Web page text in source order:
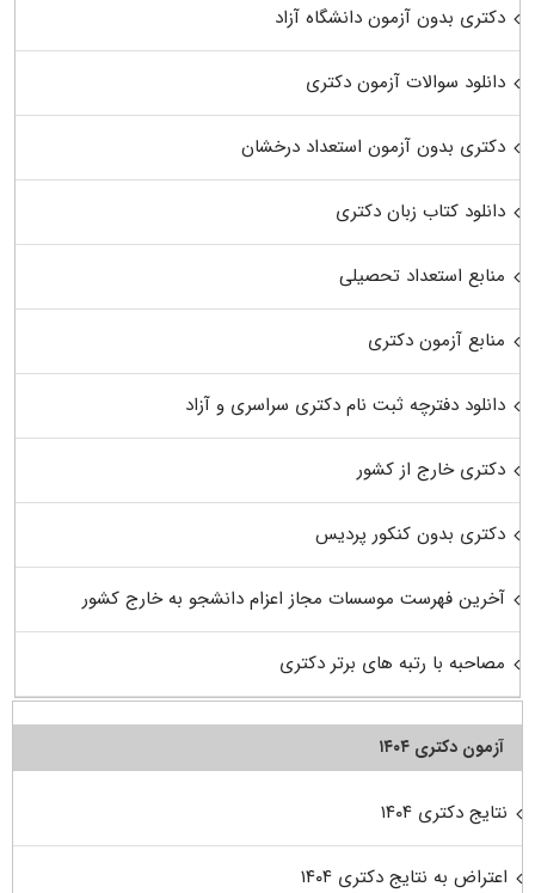
دکتری بدون آزمون دانشگاه آزاد
دانلود سوالات آزمون دکتری
دکتری بدون آزمون استعداد درخشان
دانلود کتاب زبان دکتری
منابع استعداد تحصیلی
منابع آزمون دکتری
دانلود دفترچه ثبت نام دکتری سراسری و آزاد
دکتری خارج از کشور
دکتری بدون کنکور پردیس
آخرین فهرست موسسات مجاز اعزام دانشجو به خارج کشور
مصاحبه با رتبه های برتر دکتری
آزمون دکتری ۱۴۰۴
نتایج دکتری ۱۴۰۴
اعتراض به نتایج دکتری ۱۴۰۴